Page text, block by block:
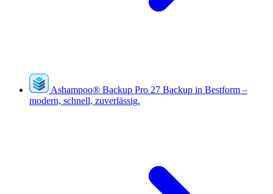
Ashampoo® Backup Pro 27 Backup in Bestform –
modern, schnell, zuverlässig.